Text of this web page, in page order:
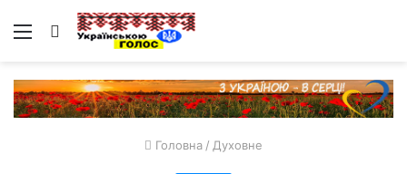
Меню Пошук
Головна / Духовне